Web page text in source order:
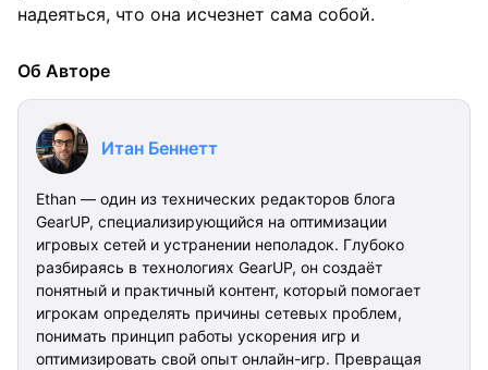
надеяться, что она исчезнет сама собой.
Об Авторе
Итан Беннетт
Ethan — один из технических редакторов блога
GearUP, специализирующийся на оптимизации
игровых сетей и устранении неполадок. Глубоко
разбираясь в технологиях GearUP, он создаёт
понятный и практичный контент, который помогает
игрокам определять причины сетевых проблем,
понимать принцип работы ускорения игр и
оптимизировать свой опыт онлайн-игр. Превращая